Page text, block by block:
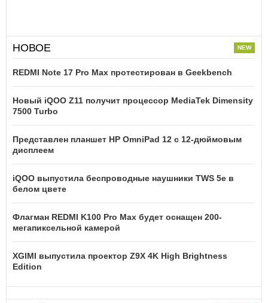
НОВОЕ
REDMI Note 17 Pro Max протестирован в Geekbench
Новый iQOO Z11 получит процессор MediaTek Dimensity
7500 Turbo
Представлен планшет HP OmniPad 12 с 12-дюймовым
дисплеем
iQOO выпустила беспроводные наушники TWS 5e в
белом цвете
Флагман REDMI K100 Pro Max будет оснащен 200-
мегапиксельной камерой
XGIMI выпустила проектор Z9X 4K High Brightness
Edition